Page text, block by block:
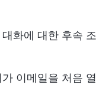
화에 대한 후속 조
이메일을 처음 열